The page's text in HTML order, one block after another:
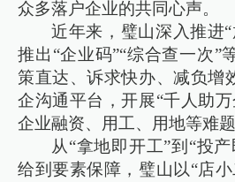
众多落户企业的共同心声。
近年来，璧山深入推进
推出“企业码”“综合查一次”
策直达、诉求快办、减负增
企沟通平台，开展“千人助
企业融资、用工、用地等难题
从“拿地即开工”到“投
给到要素保障，璧山以“店